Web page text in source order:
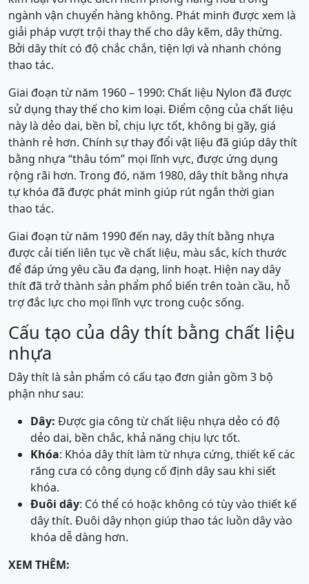
ngành vận chuyển hàng không. Phát minh được xem là
giải pháp vượt trội thay thế cho dây kẽm, dây thừng.
Bởi dây thít có độ chắc chắn, tiện lợi và nhanh chóng
thao tác.
Giai đoạn từ năm 1960 – 1990: Chất liệu Nylon đã được
sử dụng thay thế cho kim loại. Điểm cộng của chất liệu
này là dẻo dai, bền bỉ, chịu lực tốt, không bị gãy, giá
thành rẻ hơn. Chính sự thay đổi vật liệu đã giúp dây thít
bằng nhựa “thâu tóm” mọi lĩnh vực, được ứng dụng
rộng rãi hơn. Trong đó, năm 1980, dây thít bằng nhựa
tự khóa đã được phát minh giúp rút ngắn thời gian
thao tác.
Giai đoạn từ năm 1990 đến nay, dây thít bằng nhựa
được cải tiến liên tục về chất liệu, màu sắc, kích thước
để đáp ứng yêu cầu đa dạng, linh hoạt. Hiện nay dây
thít đã trở thành sản phẩm phổ biến trên toàn cầu, hỗ
trợ đắc lực cho mọi lĩnh vực trong cuộc sống.
Cấu tạo của dây thít bằng chất liệu
nhựa
Dây thít là sản phẩm có cấu tạo đơn giản gồm 3 bộ
phận như sau:
Dây: Được gia công từ chất liệu nhựa dẻo có độ
dẻo dai, bền chắc, khả năng chịu lực tốt.
Khóa: Khóa dây thít làm từ nhựa cứng, thiết kế các
răng cưa có công dụng cố định dây sau khi siết
khóa.
Đuôi dây: Có thể có hoặc không có tùy vào thiết kế
dây thít. Đuôi dây nhọn giúp thao tác luồn dây vào
khóa dễ dàng hơn.
XEM THÊM: